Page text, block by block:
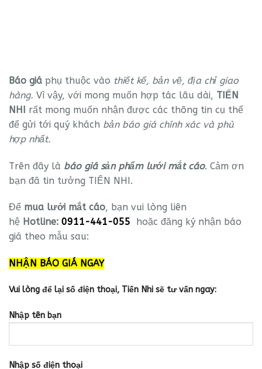
Báo giá phụ thuộc vào thiết kế, bản vẽ, địa chỉ giao
hàng. Vì vậy, với mong muốn hợp tác lâu dài, TIẾN
NHI rất mong muốn nhận được các thông tin cụ thể
để gửi tới quý khách bản báo giá chính xác và phù
hợp nhất.
Trên đây là báo giá sản phẩm lưới mắt cáo. Cảm ơn
bạn đã tin tưởng TIẾN NHI.
Để mua lưới mắt cáo, bạn vui lòng liên
hệ Hotline: 0911-441-055
hoặc đăng ký nhận báo
giá theo mẫu sau:
NHẬN BÁO GIÁ NGAY
Vui lòng để lại số điện thoại, Tiến Nhi sẽ tư vấn ngay:
Nhập tên bạn
Nhập số điện thoại